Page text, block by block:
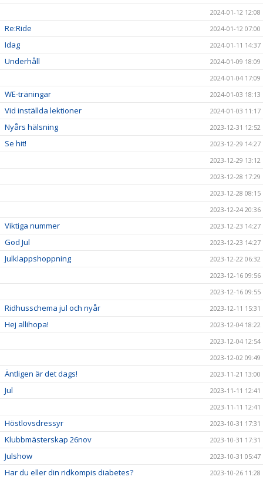
2024-01-12 12:08
Re:Ride 2024-01-12 07:00
Idag 2024-01-11 14:37
Underhåll
2024-01-09 18:09
2024-01-04 17:09
WE-träningar 2024-01-03 18:13
Vid inställda lektioner 2024-01-03 11:17
Nyårs hälsning 2023-12-31 12:52
Se hit!
2023-12-29 14:27
2023-12-29 13:12
2023-12-28 17:29
2023-12-28 08:15
2023-12-24 20:36
Viktiga nummer 2023-12-23 14:27
God Jul 2023-12-23 14:27
Julklappshoppning
2023-12-22 06:32
2023-12-16 09:56
2023-12-16 09:55
Ridhusschema jul och nyår 2023-12-11 15:31
Hej allihopa!
2023-12-04 18:22
2023-12-04 12:54
2023-12-02 09:49
Äntligen är det dags! 2023-11-21 13:00
Jul
2023-11-11 12:41
2023-11-11 12:41
Höstlovsdressyr 2023-10-31 17:31
Klubbmästerskap 26nov 2023-10-31 17:31
Julshow 2023-10-31 05:47
Har du eller din ridkompis diabetes? 2023-10-26 11:28